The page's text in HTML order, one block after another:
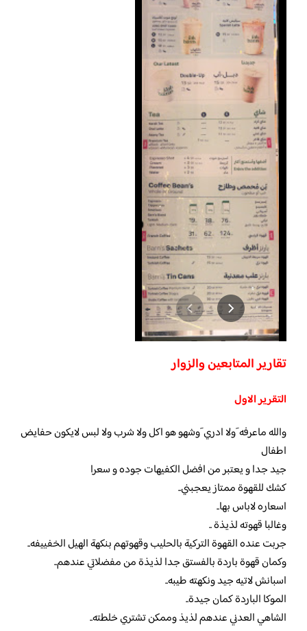
تقارير المتابعين والزوار
التقرير الاول
والله ماعرفه َولا ادري َوشهو هو اكل ولا شرب ولا لبس لايكون حفايض
اطفال
جيد جدا و يعتبر من افضل الكفيهات جوده و سعرا
كشك للقهوة ممتاز يعجبني..
اسعاره لاباس بها..
وغالبا قهوته لذيذة ..
جربت عنده القهوة التركية بالحليب وقهوتهم بنكهة الهيل الخفييفه..
وكمان قهوة باردة بالفستق جدا لذيذة من مفضلاتي عندهم..
اسبانش لاتيه جيد ونكهته طيبه..
الموكا الباردة كمان جيدة..
الشاهي العدني عندهم لذيذ وممكن تشتري خلطته..